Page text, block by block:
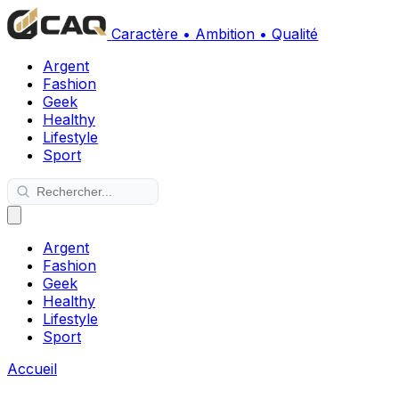
Caractère • Ambition • Qualité
Argent
Fashion
Geek
Healthy
Lifestyle
Sport
Argent
Fashion
Geek
Healthy
Lifestyle
Sport
Accueil